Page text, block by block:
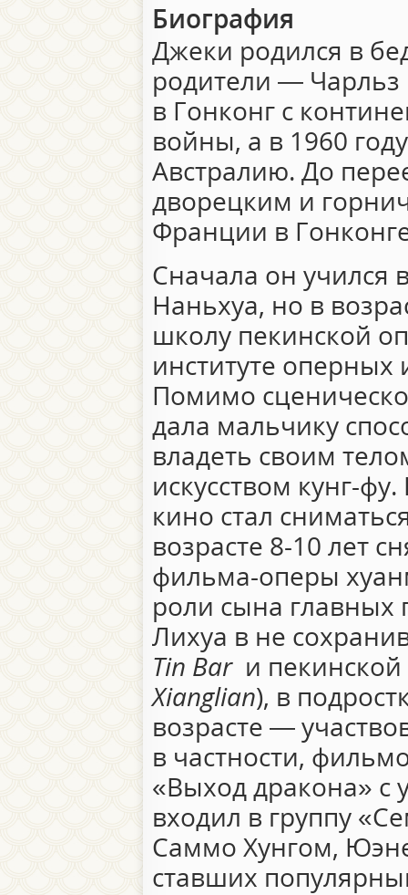
Биография
Джеки родился в
родители —
в Гонконг с
войны, а в 1960
Австралию. До
дворецким и
Франции в
Сначала он учился
Наньхуа, но в
школу пекинской
институте оперных
Помимо
дала мальчику
владеть своим
искусством кунг-
кино стал
возрасте 8-10 лет
фильма-оперы
роли сына главных
Лихуа в не
Tin Barи
Xianglian), в
возрасте —
в частности,
«Выход дракона» с
входил в группу
Саммо Хунгом,
ставших